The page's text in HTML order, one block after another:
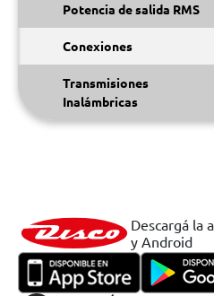
Potencia de salida RMS
Conexiones
Transmisiones
Inalámbricas
Descargá la
y Android